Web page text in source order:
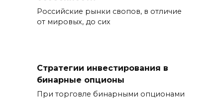
Российские рынки свопов, в отличие
от мировых, до сих
Стратегии инвестирования в
бинарные опционы
При торговле бинарными опционами